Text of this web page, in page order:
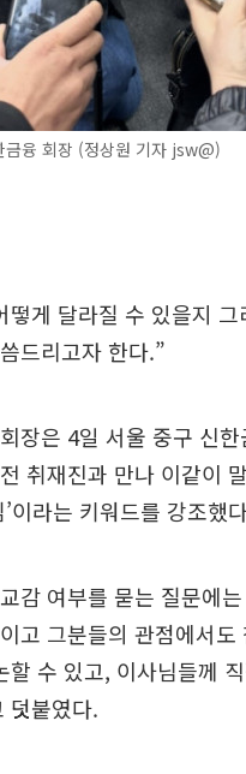
융 회장 (정상원 기자 jsw@)
떻게 달라질 수 있을지
드리고자 한다.”
장은 4일 서울 중구 신
취재진과 만나 이같이
이라는 키워드를 강조했
감 여부를 묻는 질문에
고 그분들의 관점에서
할 수 있고, 이사님들께
덧붙였다.